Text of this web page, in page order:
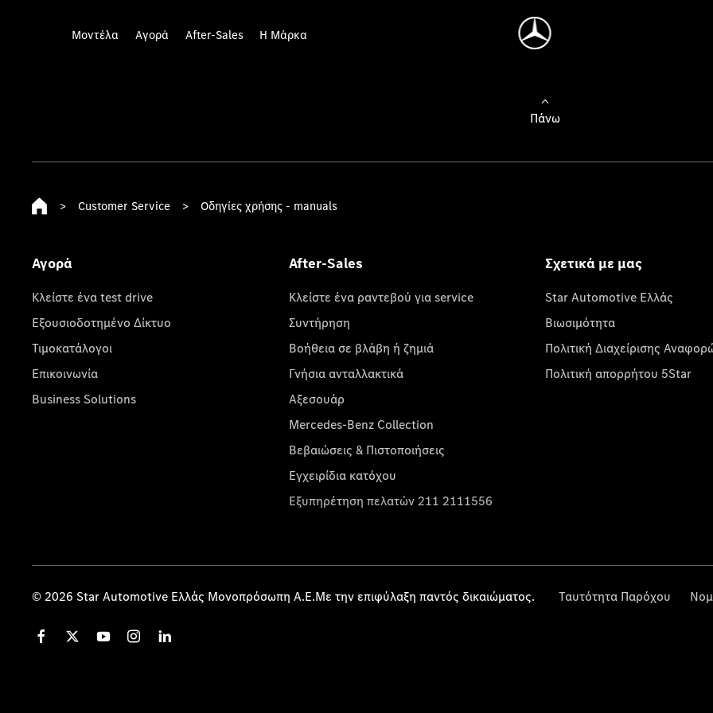
Μοντέλα Αγορά After-Sales Η Μάρκα
Πάνω
> Customer Service > Οδηγίες χρήσης - manuals
Αγορά
Κλείστε ένα test drive
Εξουσιοδοτημένο Δίκτυο
Τιμοκατάλογοι
Επικοινωνία
Business Solutions
After-Sales
Κλείστε ένα ραντεβού για service
Συντήρηση
Βοήθεια σε βλάβη ή ζημιά
Γνήσια ανταλλακτικά
Αξεσουάρ
Mercedes-Benz Collection
Βεβαιώσεις & Πιστοποιήσεις
Εγχειρίδια κατόχου
Εξυπηρέτηση πελατών 211 2111556
Σχετικά με μας
Star Automotive Ελλάς
Βιωσιμότητα
Πολιτική Διαχείρισης
Πολιτική απορρήτου 5Star
© 2026 Star Automotive Ελλάς Μονοπρόσωπη Α.Ε.Με την επιφύλαξη παντός δικαιώματος. Ταυτότητα Παρόχου